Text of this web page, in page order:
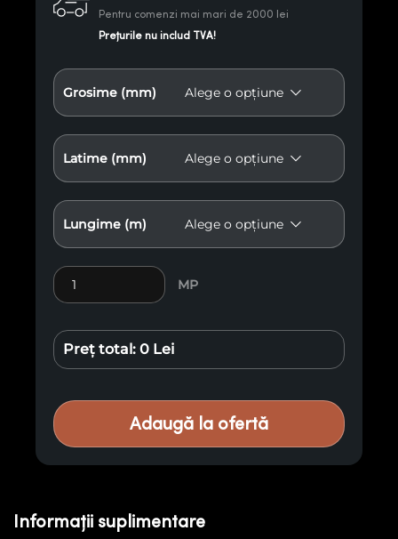
Pentru comenzi mai mari de 2000 lei
Prețurile nu includ TVA!
Grosime (mm)
Latime (mm)
Lungime (m)
Cantitate Lambriu Antichizat E24
MP
Preț total: 0 Lei
Adaugă la ofertă
Informații suplimentare